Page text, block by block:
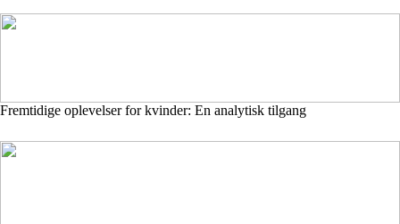
Fremtidige oplevelser for kvinder: En analytisk tilgang